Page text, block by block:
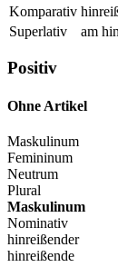
Komparativ
Superlativ
am
Positiv
Ohne Artikel
Maskulinum
Femininum
Neutrum
Plural
Maskulinum
Nominativ
hinreißender
hinreißende